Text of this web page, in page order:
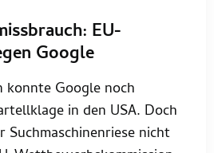
EU-
Google
konnte Google noch
in den USA. Doch
Suchmaschinenriese nicht